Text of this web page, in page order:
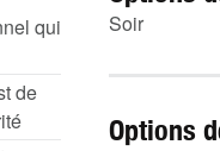
qui
de
Soir
Options